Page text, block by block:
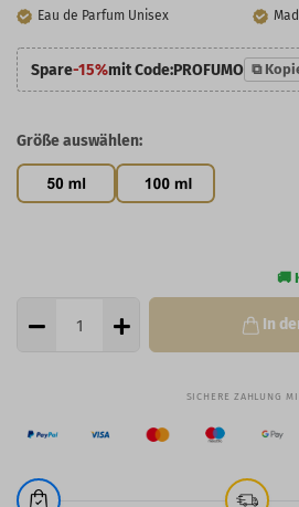
Eau de Parfum Unisex
Spare-15%mit Code:PROFUMO ⧉
Größe auswählen:
In